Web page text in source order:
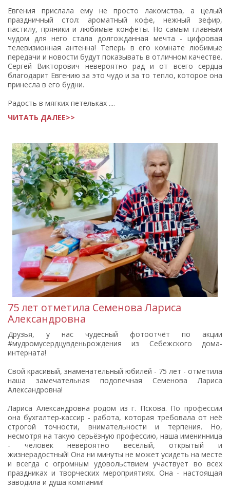
Евгения прислала ему не просто лакомства, а целый
праздничный стол: ароматный кофе, нежный зефир,
пастилу, пряники и любимые конфеты. Но самым главным
чудом для него стала долгожданная мечта - цифровая
телевизионная антенна! Теперь в его комнате любимые
передачи и новости будут показывать в отличном качестве.
Сергей Викторович невероятно рад и от всего сердца
благодарит Евгению за это чудо и за то тепло, которое она
принесла в его будни.
Радость в мягких петельках ....
ЧИТАТЬ ДАЛЕЕ>>
75 лет отметила Семенова Лариса
Александровна
Друзья, у нас чудесный фотоотчёт по акции
#мудромусердцувденьрождения из Себежского дома-
интерната!
Свой красивый, знаменательный юбилей - 75 лет - отметила
наша замечательная подопечная Семенова Лариса
Александровна!
Лариса Александровна родом из г. Пскова. По профессии
она бухгалтер-кассир - работа, которая требовала от неё
строгой точности, внимательности и терпения. Но,
несмотря на такую серьёзную профессию, наша именинница
- человек невероятно весёлый, открытый и
жизнерадостный! Она ни минуты не может усидеть на месте
и всегда с огромным удовольствием участвует во всех
праздниках и творческих мероприятиях. Она - настоящая
заводила и душа компании!